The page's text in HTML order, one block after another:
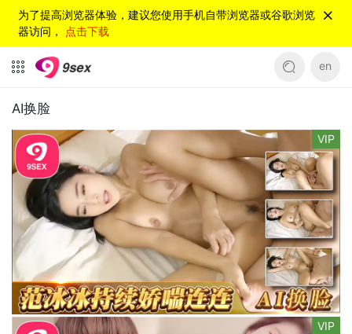
为了提高浏览器体验，建议您使用手机自带浏览器或谷歌浏览
器访问， 点击下载
en
AI换脸
VIP
VIP